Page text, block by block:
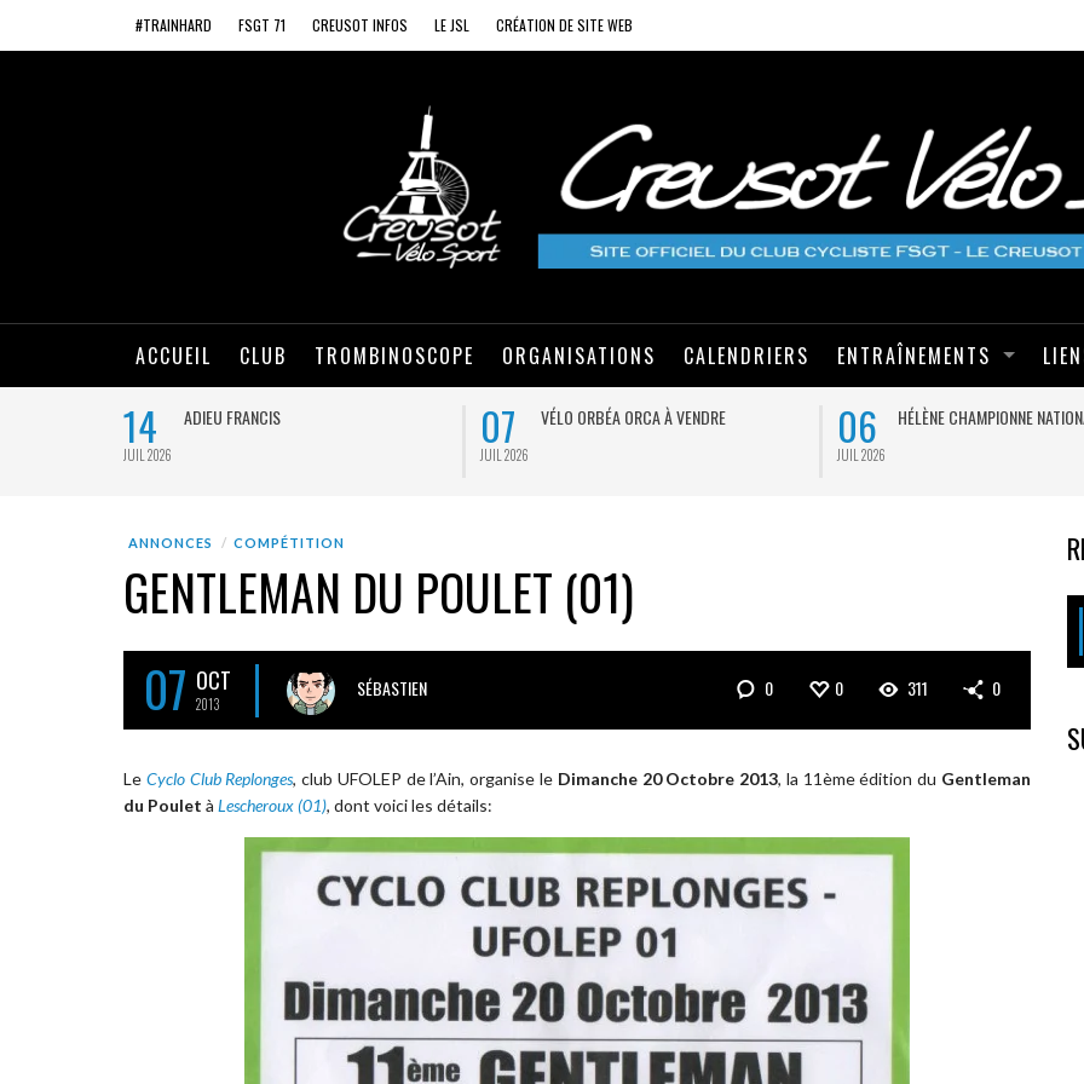
#TRAINHARD FSGT 71 CREUSOT INFOS LE JSL CRÉATION DE SITE WEB
ACCUEIL CLUB TROMBINOSCOPE ORGANISATIONS CALENDRIERS ENTRAÎNEMENTS
14
JUIL 2026
ADIEU FRANCIS 07
JUIL 2026
VÉLO ORBÉA ORCA À VENDRE 06
JUIL 2026
HÉLÈNE CHAMPIONNE
ANNONCES COMPÉTITION
GENTLEMAN DU POULET (01)
07 OCT
2013
SÉBASTIEN 0 0 311 0
Le Cyclo Club Replonges, club UFOLEP de l’Ain, organise le Dimanche 20 Octobre 2013, la 11ème édition du Gentleman
du Poulet à Lescheroux (01), dont voici les détails: